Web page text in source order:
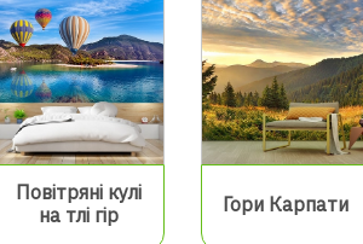
Повітряні кулі
на тлі гір
Гори Карпати